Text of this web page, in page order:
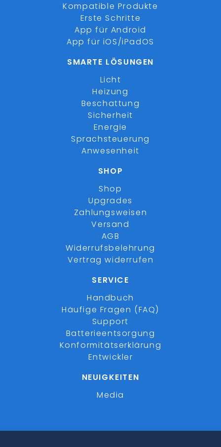
Kompatible Produkte
Erste Schritte
App für Android
App für iOS/iPadOS
SMARTE LÖSUNGEN
Licht
Heizung
Beschattung
Sicherheit
Energie
Sprachsteuerung
Anwesenheit
SHOP
Shop
Upgrades
Zahlungsweisen
Versand
AGB
Widerrufsbelehrung
Vertrag widerrufen
SERVICE
Handbuch
Häufige Fragen (FAQ)
Support
Batterieentsorgung
Konformitätserklärung
Entwickler
NEUIGKEITEN
Media